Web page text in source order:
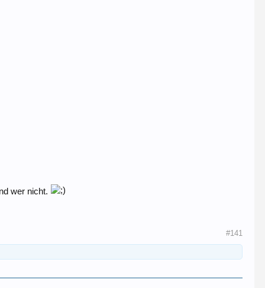
wer nicht.
#141